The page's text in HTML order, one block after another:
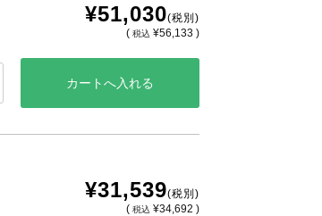
¥51,030(税別)
( 税込 ¥56,133 )
¥31,539(税別)
( 税込 ¥34,692 )